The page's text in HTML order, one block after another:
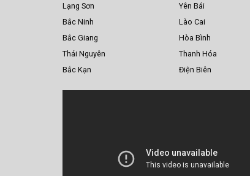
Lạng Sơn
Bắc Ninh
Bắc Giang
Thái Nguyên
Bắc Kạn
Yên Bái
Lào Cai
Hòa Bình
Thanh Hóa
Điện Biên